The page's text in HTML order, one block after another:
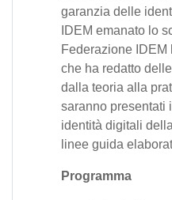
garanzia delle
IDEM emanato lo
Federazione IDEM
che ha redatto
dalla teoria alla
saranno presentati
identità digitali
linee guida
Programma